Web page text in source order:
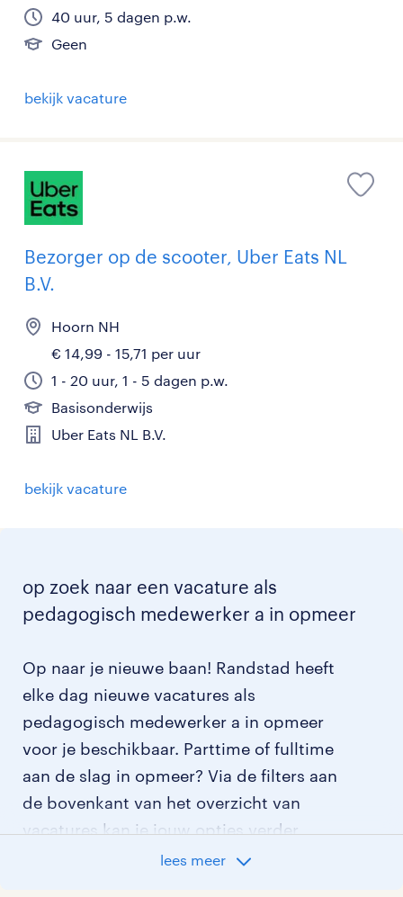
40 uur, 5 dagen p.w.
Geen
bekijk vacature
Bezorger op de scooter, Uber Eats NL
B.V.
Hoorn NH
€ 14,99 - 15,71 per uur
1 - 20 uur, 1 - 5 dagen p.w.
Basisonderwijs
Uber Eats NL B.V.
bekijk vacature
op zoek naar een vacature als
pedagogisch medewerker a in opmeer
Op naar je nieuwe baan! Randstad heeft
elke dag nieuwe vacatures als
pedagogisch medewerker a in opmeer
voor je beschikbaar. Parttime of fulltime
aan de slag in opmeer? Via de filters aan
de bovenkant van het overzicht van
vacatures kan je jouw opties verder
lees meer